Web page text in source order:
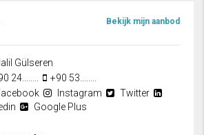
Bekijk mijn aanbod
Gülseren
24........
+90 53........
Instagram
Twitter
Google Plus